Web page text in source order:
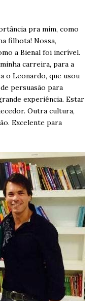
pra mim, como
filhota! Nossa,
a Bienal foi incrível.
carreira, para a
o Leonardo, que usou
persuasão para
experiência. Estar
Outra cultura,
Excelente para